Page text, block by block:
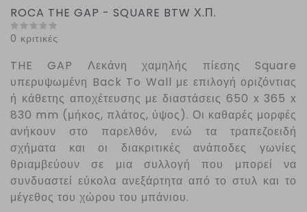
ROCA THE GAP - SQUARE BTW Χ.Π.
0 κριτικές
THE GAP Λεκάνη χαμηλής πίεσης Square
υπερυψωμένη Back To Wall με επιλογή οριζόντιας
ή κάθετης αποχέτευσης με διαστάσεις 650 x 365 x
830 mm (μήκος, πλάτος, ύψος). Οι καθαρές μορφές
ανήκουν στο παρελθόν, ενώ τα τραπεζοειδή
σχήματα και οι διακριτικές ανάποδες γωνίες
θριαμβεύουν σε μια συλλογή που μπορεί να
συνδυαστεί εύκολα ανεξάρτητα από το στυλ και το
μέγεθος του χώρου του μπάνιου.